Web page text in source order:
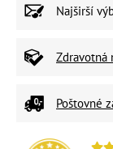
Najširší
Zdravotná
Poštovné